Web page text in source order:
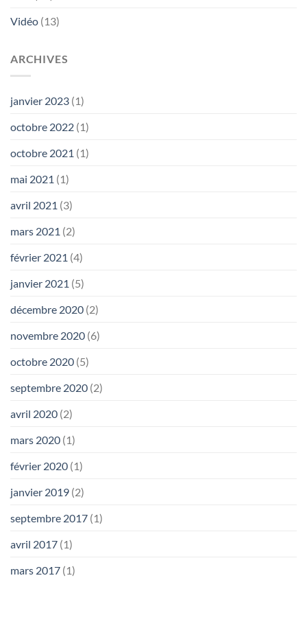
Vidéo (13)
ARCHIVES
janvier 2023 (1)
octobre 2022 (1)
octobre 2021 (1)
mai 2021 (1)
avril 2021 (3)
mars 2021 (2)
février 2021 (4)
janvier 2021 (5)
décembre 2020 (2)
novembre 2020 (6)
octobre 2020 (5)
septembre 2020 (2)
avril 2020 (2)
mars 2020 (1)
février 2020 (1)
janvier 2019 (2)
septembre 2017 (1)
avril 2017 (1)
mars 2017 (1)